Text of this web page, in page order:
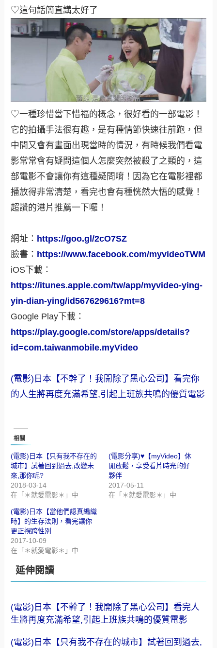
♡這句話簡直講太好了
♡一種珍惜當下惜福的概念，很好看的一部電影！
它的拍攝手法很有趣，是有種情節快速往前跑，但
中間又會有畫面出現當時的情況，有時候我們看電
影常常會有疑問這個人怎麼突然被殺了之類的，這
部電影不會讓你有這種疑問唷！因為它在電影裡都
播放得非常清楚，看完也會有種恍然大悟的感覺！
超讚的港片推薦一下囉！
網址： https://goo.gl/2cO7SZ
臉書： https://www.facebook.com/myvideoTWM
iOS下載：
https://itunes.apple.com/tw/app/myvideo-ying-
yin-dian-ying/id567629616?mt=8
Google Play下載：
https://play.google.com/store/apps/details?
id=com.taiwanmobile.myVideo
(電影)日本【不幹了！我開除了黑心公司】看完你
的人生將再度充滿希望,引起上班族共鳴的優質電影
相關
(電影)日本【只有我不存在的
城市】試著回到過去,改變未
來,那你呢?
2018-03-14
在「＊就愛電影＊」中
(電影分享)♥【myVideo】休
閒放鬆，享受看片時光的好
夥伴
2017-05-11
在「＊就愛電影＊」中
(電影)日本【當他們認真編織
時】的生存法則，看完讓你
更正視跨性別
2017-10-09
在「＊就愛電影＊」中
延伸閱讀
(電影)日本【不幹了！我開除了黑心公司】看完人
生將再度充滿希望,引起上班族共鳴的優質電影
(電影)日本【只有我不存在的城市】試著回到過去,